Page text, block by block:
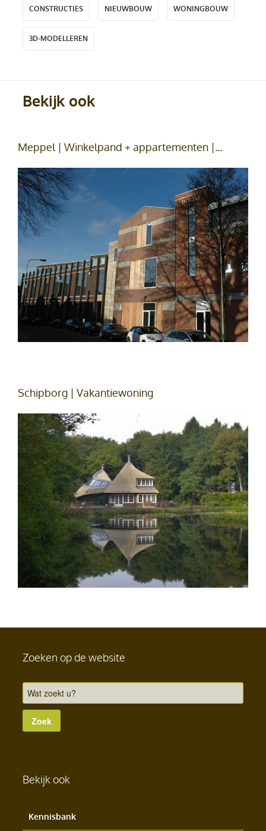
CONSTRUCTIES NIEUWBOUW WONINGBOUW
3D-MODELLEREN
Bekijk ook
Meppel | Winkelpand + appartementen |...
Schipborg | Vakantiewoning
Zoeken op de website
Bekijk ook
Kennisbank